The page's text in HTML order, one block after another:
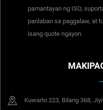
pamantayan ng ISO,
panlaban sa paggalaw, at
isang quote ngayon.
Kuwarto 223, Bilang 368,